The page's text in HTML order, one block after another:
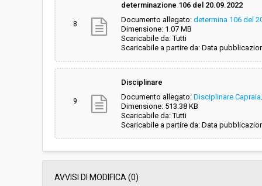
8
determinazione 106 del 20.09.2022
Documento allegato: determina 106 del
Dimensione: 1.07 MB
Scaricabile da: Tutti
Scaricabile a partire da: Data
9
Disciplinare
Documento allegato: Disciplinare
Dimensione: 513.38 KB
Scaricabile da: Tutti
Scaricabile a partire da: Data
AVVISI DI MODIFICA (0)